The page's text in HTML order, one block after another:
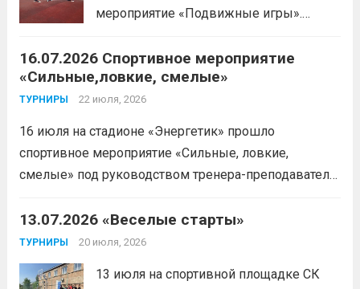
мероприятие «Подвижные игры».
16.07.2026 Спортивное мероприятие
«Сильные,ловкие, смелые»
ТУРНИРЫ 22 июля, 2026
16 июля на стадионе «Энергетик» прошло
спортивное мероприятие «Сильные, ловкие,
смелые» под руководством тренера-преподавателя
Сергеевича. Участники продемонстрировали
скоростные качества, силовую выносливость и
координацию.
13.07.2026 «Веселые старты»
ТУРНИРЫ 20 июля, 2026
13 июля на спортивной площадке СК